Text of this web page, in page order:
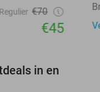
Regulier €70
€45
in en